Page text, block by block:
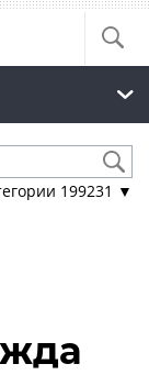
199231 ▼